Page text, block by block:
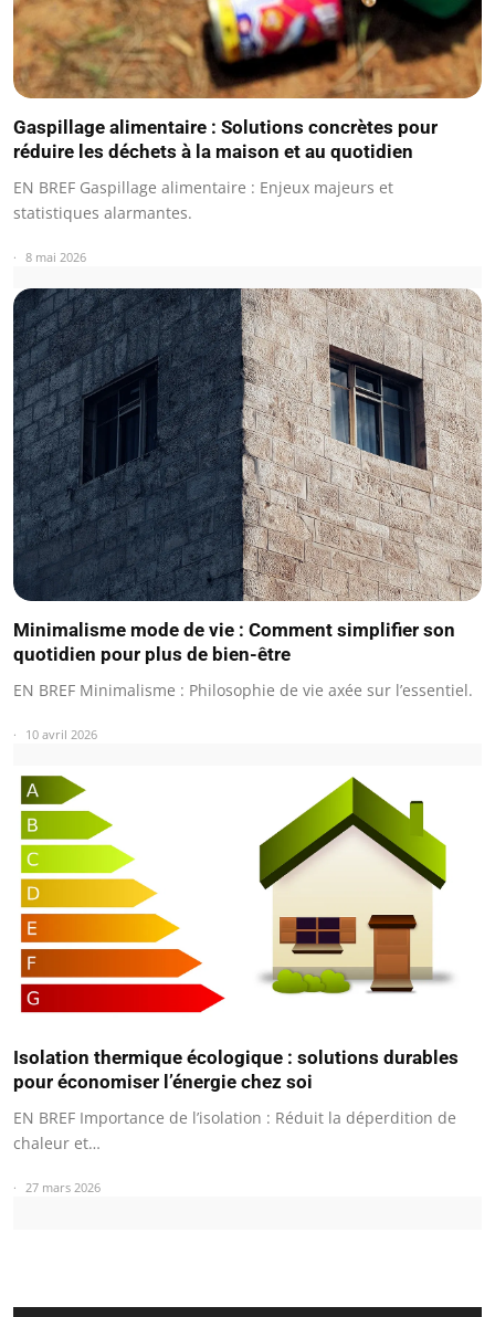
Gaspillage alimentaire : Solutions concrètes pour
réduire les déchets à la maison et au quotidien
EN BREF Gaspillage alimentaire : Enjeux majeurs et
statistiques alarmantes.
8 mai 2026
Minimalisme mode de vie : Comment simplifier son
quotidien pour plus de bien-être
EN BREF Minimalisme : Philosophie de vie axée sur l’essentiel.
10 avril 2026
Isolation thermique écologique : solutions durables
pour économiser l’énergie chez soi
EN BREF Importance de l’isolation : Réduit la déperdition de
chaleur et…
27 mars 2026